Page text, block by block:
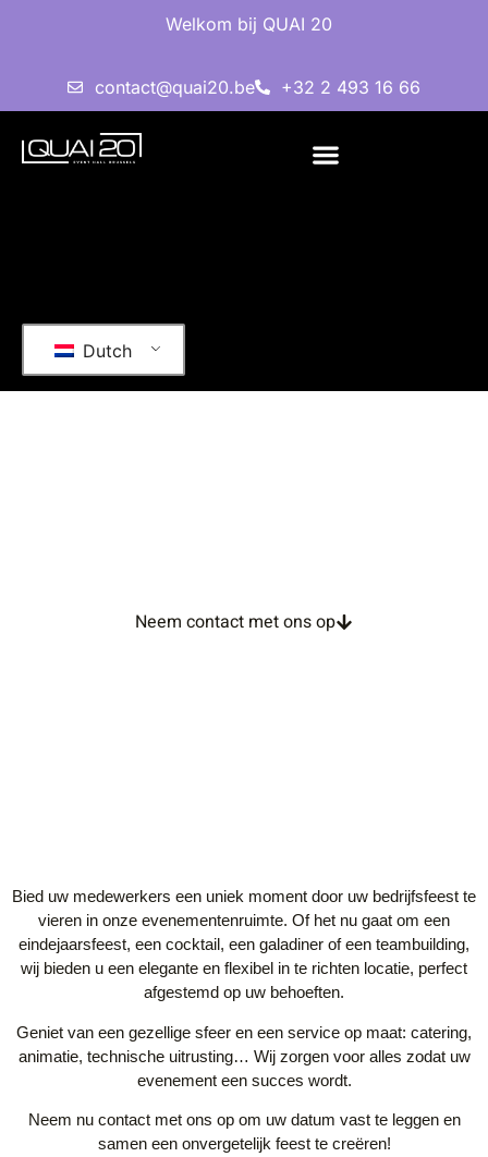
Welkom bij QUAI 20
contact@quai20.be +32 2 493 16 66
Dutch
Neem contact met ons op
Bied uw medewerkers een uniek moment door uw bedrijfsfeest te
vieren in onze evenementenruimte. Of het nu gaat om een
eindejaarsfeest, een cocktail, een galadiner of een teambuilding,
wij bieden u een elegante en flexibel in te richten locatie, perfect
afgestemd op uw behoeften.
Geniet van een gezellige sfeer en een service op maat: catering,
animatie, technische uitrusting… Wij zorgen voor alles zodat uw
evenement een succes wordt.
Neem nu contact met ons op om uw datum vast te leggen en
samen een onvergetelijk feest te creëren!